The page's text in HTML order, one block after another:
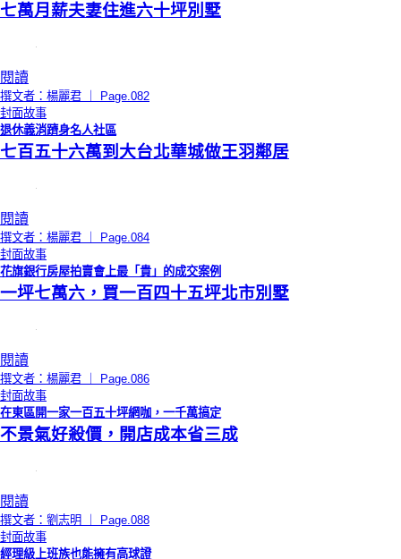
七萬月薪夫妻住進六十坪別墅
閱讀
撰文者：楊麗君 ｜ Page.082
封面故事
退休義消躋身名人社區
七百五十六萬到大台北華城做王羽鄰居
閱讀
撰文者：楊麗君 ｜ Page.084
封面故事
花旗銀行房屋拍賣會上最「貴」的成交案例
一坪七萬六，買一百四十五坪北市別墅
閱讀
撰文者：楊麗君 ｜ Page.086
封面故事
在東區開一家一百五十坪網咖，一千萬搞定
不景氣好殺價，開店成本省三成
閱讀
撰文者：劉志明 ｜ Page.088
封面故事
經理級上班族也能擁有高球證